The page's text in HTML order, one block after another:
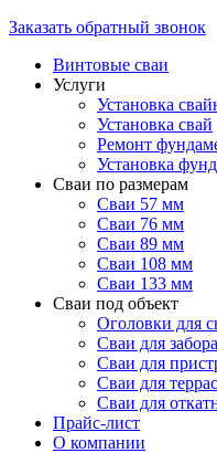
Заказать обратный звонок
Винтовые сваи
Услуги
Установка
Установка свай
Ремонт
Установка
Сваи по размерам
Сваи 57 мм
Сваи 76 мм
Сваи 89 мм
Сваи 108 мм
Сваи 133 мм
Сваи под объект
Оголовки для
Сваи для забора
Сваи для
Сваи для
Сваи для
Прайс-лист
О компании